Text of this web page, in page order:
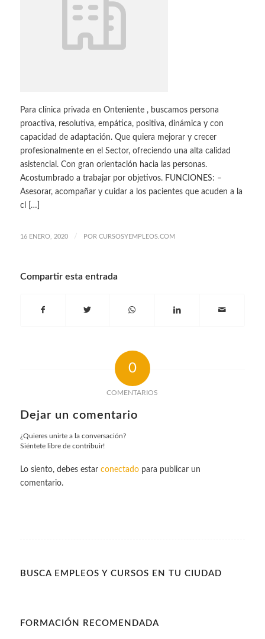
Para clínica privada en Onteniente , buscamos persona
proactiva, resolutiva, empática, positiva, dinámica y con
capacidad de adaptación. Que quiera mejorar y crecer
profesionalmente en el Sector, ofreciendo una alta calidad
asistencial. Con gran orientación hacia las personas.
Acostumbrado a trabajar por objetivos. FUNCIONES: –
Asesorar, acompañar y cuidar a los pacientes que acuden a la
cl […]
16 ENERO, 2020 / POR CURSOSYEMPLEOS.COM
Compartir esta entrada
0
COMENTARIOS
Dejar un comentario
¿Quieres unirte a la conversación?
Siéntete libre de contribuir!
Lo siento, debes estar conectadopara publicar un
comentario.
BUSCA EMPLEOS Y CURSOS EN TU CIUDAD
FORMACIÓN RECOMENDADA